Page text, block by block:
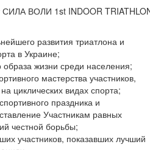
СИЛА ВОЛИ 1st INDOOR
развития триатлона и
в Украине;
образа жизни среди населения;
мастерства участников,
циклических видах спорта;
праздника и
Участникам равных
честной борьбы;
участников, показавших лучший